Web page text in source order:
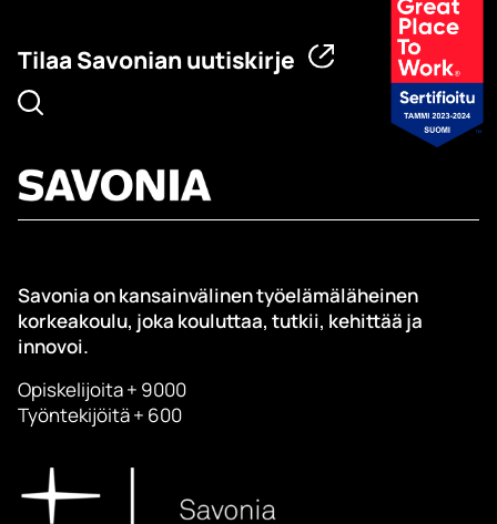
Tilaa Savonian uutiskirje
Savonia on kansainvälinen työelämäläheinen
korkeakoulu, joka kouluttaa, tutkii, kehittää ja
innovoi.
Opiskelijoita + 9000
Työntekijöitä + 600